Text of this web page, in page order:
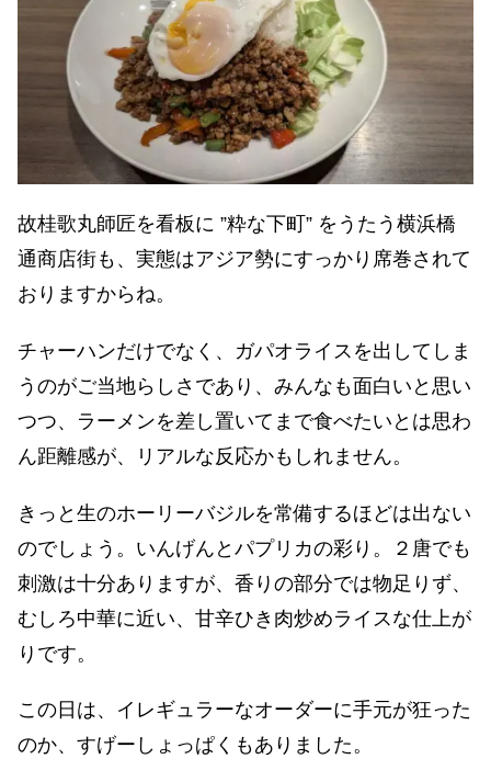
故桂歌丸師匠を看板に ”粋な下町” をうたう横浜橋
通商店街も、実態はアジア勢にすっかり席巻されて
おりますからね。
チャーハンだけでなく、ガパオライスを出してしま
うのがご当地らしさであり、みんなも面白いと思い
つつ、ラーメンを差し置いてまで食べたいとは思わ
ん距離感が、リアルな反応かもしれません。
きっと生のホーリーバジルを常備するほどは出ない
のでしょう。いんげんとパプリカの彩り。２唐でも
刺激は十分ありますが、香りの部分では物足りず、
むしろ中華に近い、甘辛ひき肉炒めライスな仕上が
りです。
この日は、イレギュラーなオーダーに手元が狂った
のか、すげーしょっぱくもありました。